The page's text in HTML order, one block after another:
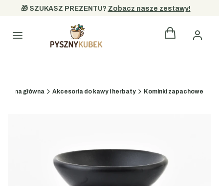
🎁 SZUKASZ PREZENTU? Zobacz nasze zestawy!
Kategorie Produkty w
Strona główna Akcesoria do kawy i herbaty Kominki zapachowe